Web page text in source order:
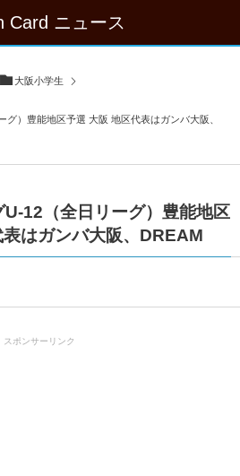
Card ニュース
大阪小学生
）豊能地区予選 大阪 地区代表はガンバ大阪、
12（全日リーグ）豊能地区
はガンバ大阪、DREAM
スポンサーリンク